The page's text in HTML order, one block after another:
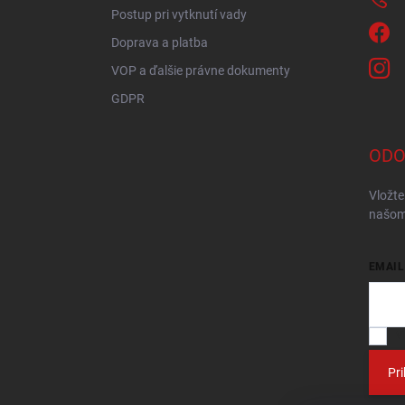
Postup pri vytknutí vady
Doprava a platba
VOP a ďalšie právne dokumenty
GDPR
EMAIL